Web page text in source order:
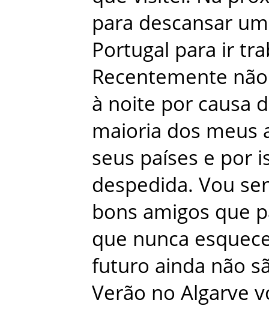
para descansar um
Portugal para ir
Recentemente não
à noite por causa
maioria dos meus
seus países e por
despedida. Vou
bons amigos que
que nunca
futuro ainda não
Verão no Algarve